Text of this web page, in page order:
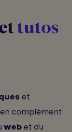
tutos
et
complément
webet du